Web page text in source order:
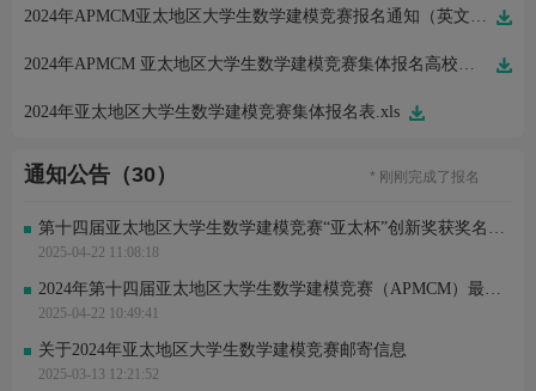
2024年APMCM亚太地区大学生数学建模竞赛报名通知（英文版）.pdf
2024年APMCM 亚太地区大学生数学建模竞赛集体报名高校须知.pdf
2024年亚太地区大学生数学建模竞赛集体报名表.xls
通知公告（30）
* 刚刚完成了报名
* 刚刚完成了报名
* 刚刚完成了报名
* 刚刚完成了报名
Y*o 刚刚进行了关注
* 刚刚完成了报名
* 刚刚完成了报名
姜* 刚刚进行了关注
S*y 刚刚进行了关注
第十四届亚太地区大学生数学建模竞赛“亚太杯”创新奖获奖名单公布
2025-04-22 11:08:18
2024年第十四届亚太地区大学生数学建模竞赛（APMCM）最佳编程奖和最佳论文排版奖获奖名单公布
2025-04-22 10:49:41
关于2024年亚太地区大学生数学建模竞赛邮寄信息
2025-03-13 12:21:52